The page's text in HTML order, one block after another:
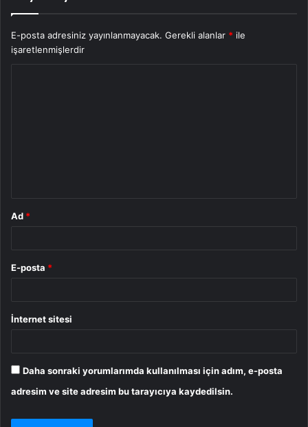
E-posta adresiniz yayınlanmayacak. Gerekli alanlar * ile
işaretlenmişlerdir
Ad *
E-posta *
İnternet sitesi
Daha sonraki yorumlarımda kullanılması için adım, e-posta
adresim ve site adresim bu tarayıcıya kaydedilsin.